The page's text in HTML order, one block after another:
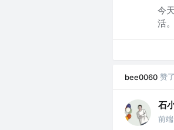
今
活
bee0060 赞
石
前